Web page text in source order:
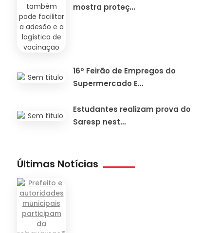
mostra proteç...
16º Feirão de Empregos do
Supermercado E...
Estudantes realizam prova do
Saresp nest...
Últimas Notícias